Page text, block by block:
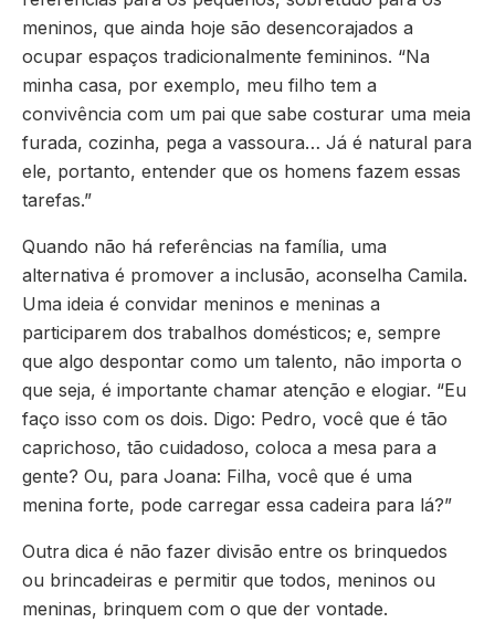
meninos, que ainda hoje são desencorajados a
ocupar espaços tradicionalmente femininos. “Na
minha casa, por exemplo, meu filho tem a
convivência com um pai que sabe costurar uma meia
furada, cozinha, pega a vassoura… Já é natural para
ele, portanto, entender que os homens fazem essas
tarefas.”
Quando não há referências na família, uma
alternativa é promover a inclusão, aconselha Camila.
Uma ideia é convidar meninos e meninas a
participarem dos trabalhos domésticos; e, sempre
que algo despontar como um talento, não importa o
que seja, é importante chamar atenção e elogiar. “Eu
faço isso com os dois. Digo: Pedro, você que é tão
caprichoso, tão cuidadoso, coloca a mesa para a
gente? Ou, para Joana: Filha, você que é uma
menina forte, pode carregar essa cadeira para lá?”
Outra dica é não fazer divisão entre os brinquedos
ou brincadeiras e permitir que todos, meninos ou
meninas, brinquem com o que der vontade.